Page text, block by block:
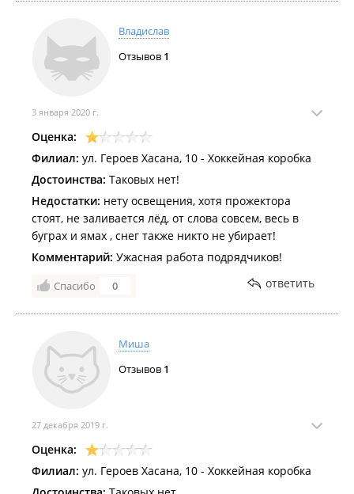
Владислав
Отзывов 1
3 января 2020 г.
Оценка:
Филиал: ул. Героев Хасана, 10 - Хоккейная коробка
Достоинства: Таковых нет!
Недостатки: нету освещения, хотя прожектора
стоят, не заливается лёд, от слова совсем, весь в
буграх и ямах , снег также никто не убирает!
Комментарий: Ужасная работа подрядчиков!
Спасибо 0 ответить
Миша
Отзывов 1
27 декабря 2019 г.
Оценка:
Филиал: ул. Героев Хасана, 10 - Хоккейная коробка